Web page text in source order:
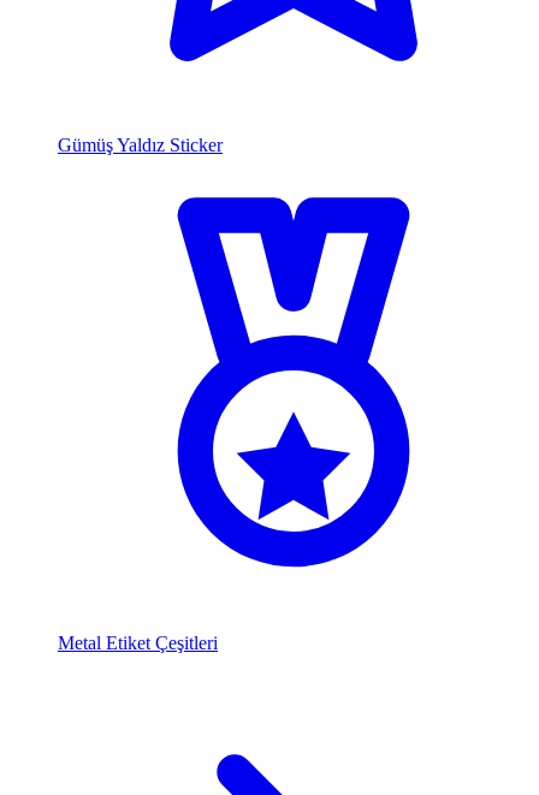
Gümüş Yaldız Sticker
Metal Etiket Çeşitleri